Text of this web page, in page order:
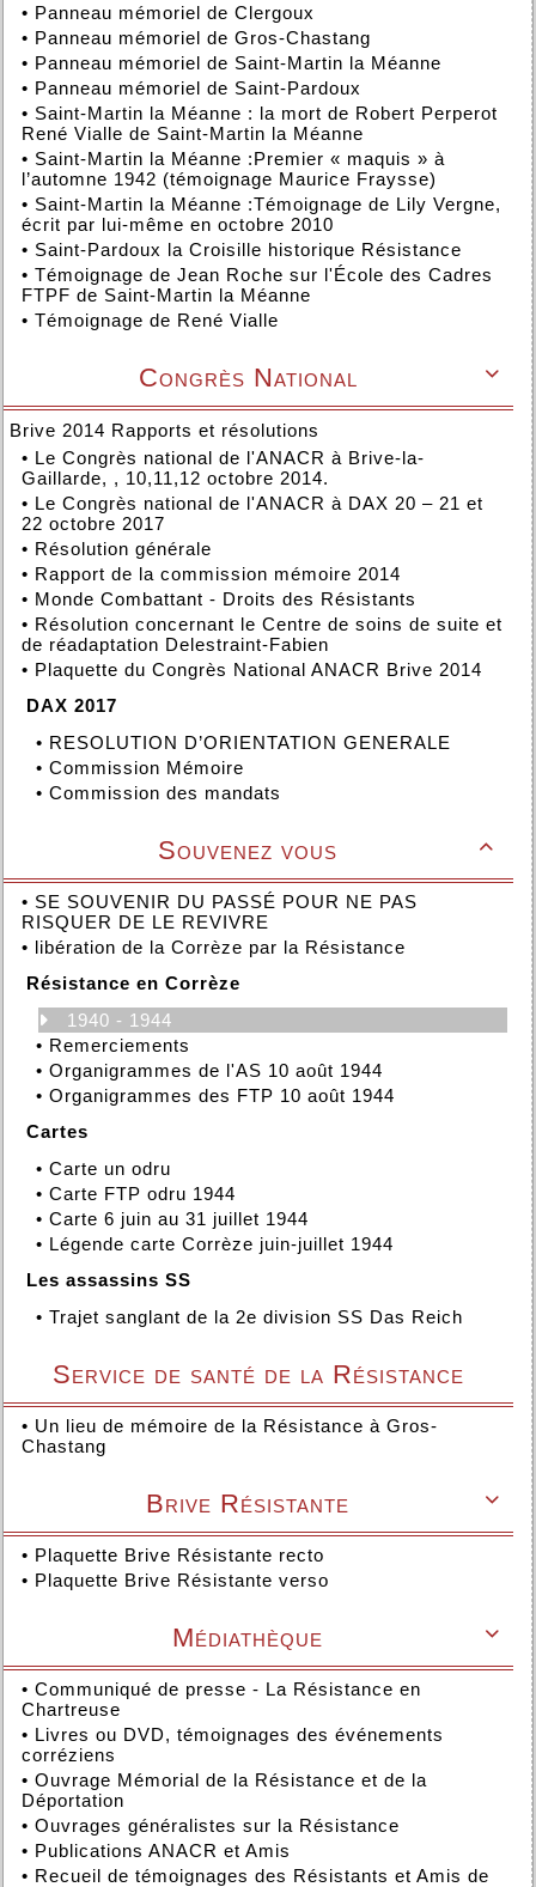
• Panneau mémoriel de Clergoux
• Panneau mémoriel de Gros-Chastang
• Panneau mémoriel de Saint-Martin la Méanne
• Panneau mémoriel de Saint-Pardoux
• Saint-Martin la Méanne : la mort de Robert Perperot
René Vialle de Saint-Martin la Méanne
• Saint-Martin la Méanne :Premier « maquis » à
l’automne 1942 (témoignage Maurice Fraysse)
• Saint-Martin la Méanne :Témoignage de Lily Vergne,
écrit par lui-même en octobre 2010
• Saint-Pardoux la Croisille historique Résistance
• Témoignage de Jean Roche sur l'École des Cadres
FTPF de Saint-Martin la Méanne
• Témoignage de René Vialle

Congrès National
Brive 2014 Rapports et résolutions
• Le Congrès national de l'ANACR à Brive-la-
Gaillarde, , 10,11,12 octobre 2014.
• Le Congrès national de l'ANACR à DAX 20 – 21 et
22 octobre 2017
• Résolution générale
• Rapport de la commission mémoire 2014
• Monde Combattant - Droits des Résistants
• Résolution concernant le Centre de soins de suite et
de réadaptation Delestraint-Fabien
• Plaquette du Congrès National ANACR Brive 2014
DAX 2017
• RESOLUTION D’ORIENTATION GENERALE
• Commission Mémoire
• Commission des mandats

Souvenez vous
• SE SOUVENIR DU PASSÉ POUR NE PAS
RISQUER DE LE REVIVRE
• libération de la Corrèze par la Résistance
Résistance en Corrèze
1940 - 1944
• Remerciements
• Organigrammes de l'AS 10 août 1944
• Organigrammes des FTP 10 août 1944
Cartes
• Carte un odru
• Carte FTP odru 1944
• Carte 6 juin au 31 juillet 1944
• Légende carte Corrèze juin-juillet 1944
Les assassins SS
• Trajet sanglant de la 2e division SS Das Reich
Service de santé de la Résistance
• Un lieu de mémoire de la Résistance à Gros-
Chastang

Brive Résistante
• Plaquette Brive Résistante recto
• Plaquette Brive Résistante verso

Médiathèque
• Communiqué de presse - La Résistance en
Chartreuse
• Livres ou DVD, témoignages des événements
corréziens
• Ouvrage Mémorial de la Résistance et de la
Déportation
• Ouvrages généralistes sur la Résistance
• Publications ANACR et Amis
• Recueil de témoignages des Résistants et Amis de